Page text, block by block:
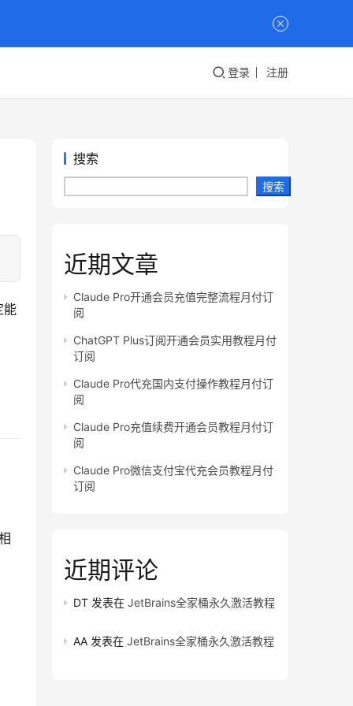
登录 注册
能
搜索
搜索
近期文章
Claude Pro开通会员充值完整流程月付订
阅
ChatGPT Plus订阅开通会员实用教程月付
订阅
Claude Pro代充国内支付操作教程月付订
阅
Claude Pro充值续费开通会员教程月付订
阅
Claude Pro微信支付宝代充会员教程月付
订阅
近期评论
DT 发表在 JetBrains全家桶永久激活教程
AA 发表在 JetBrains全家桶永久激活教程